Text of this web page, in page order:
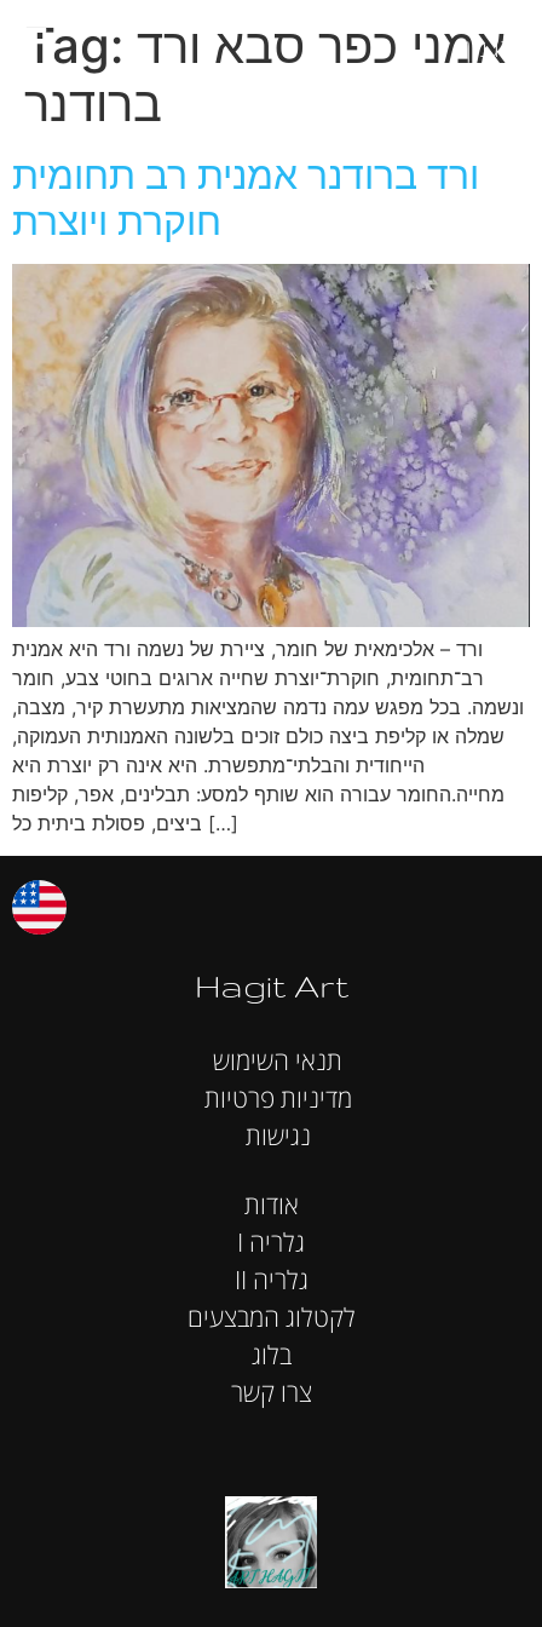
ארגמן Tag: אמני כפר סבא ורד
ברודנר
ורד ברודנר אמנית רב תחומית
חוקרת ויוצרת
ורד – אלכימאית של חומר, ציירת של נשמה ורד היא אמנית
רב־תחומית, חוקרת־יוצרת שחייה ארוגים בחוטי צבע, חומר
ונשמה. בכל מפגש עמה נדמה שהמציאות מתעשרת קיר, מצבה,
שמלה או קליפת ביצה כולם זוכים בלשונה האמנותית העמוקה,
הייחודית והבלתי־מתפשרת. היא אינה רק יוצרת היא
מחייה.החומר עבורה הוא שותף למסע: תבלינים, אפר, קליפות
ביצים, פסולת ביתית כל […]
Hagit Art
אודות
I גלריה
II גלריה
לקטלוג המבצעים
בלוג
צרו קשר
תנאי השימוש
מדיניות פרטיות
נגישות